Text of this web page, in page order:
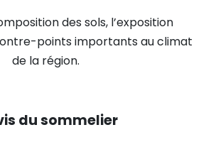
des sols, l’exposition
points importants au climat
de la région.
du sommelier